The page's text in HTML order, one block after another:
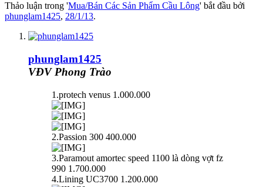
Thảo luận trong 'Mua/Bán Các Sản Phẩm Cầu Lông' bắt đầu bởi
phunglam1425, 28/1/13.
phunglam1425
VĐV Phong Trào
1.protech venus 1.000.000
2.Passion 300 400.000
3.Paramout amortec speed 1100 là dòng vợt fz
990 1.700.000
4.Lining UC3700 1.200.000